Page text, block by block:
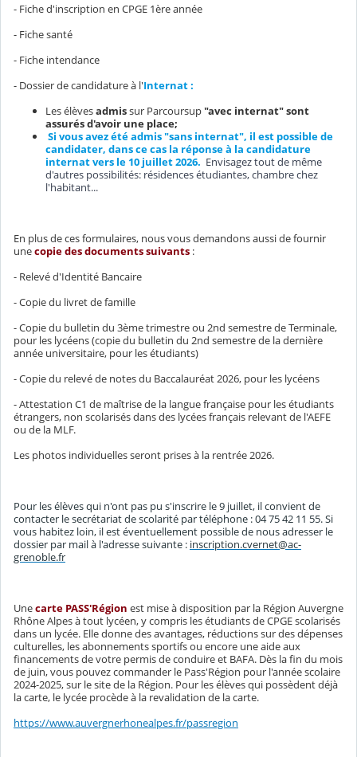
- Fiche d'inscription en CPGE 1ère année
- Fiche santé
- Fiche intendance
- Dossier de candidature à l'Internat :
Les élèvesadmissur Parcoursup"avec internat" sont
assurés d'avoir une place;
Si vous avez été admis "sans internat", il est possible de
candidater, dans ce cas la réponse à la candidature
internat vers le 10 juillet 2026. Envisagez tout de même
d'autres possibilités: résidences étudiantes, chambre chez
l'habitant...
En plus de ces formulaires, nous vous demandons aussi de fournir
unecopie des documents suivants :
- Relevé d'Identité Bancaire
- Copie du livret de famille
- Copie du bulletin du 3ème trimestre ou 2nd semestre de Terminale,
pour les lycéens (copie du bulletin du 2nd semestre de la dernière
année universitaire, pour les étudiants)
- Copie du relevé de notes du Baccalauréat 2026, pour les lycéens
- Attestation C1 de maîtrise de la langue française pour les étudiants
étrangers, non scolarisés dans des lycées français relevant de l'AEFE
ou de la MLF.
Les photos individuelles seront prises à la rentrée 2026.
Pour les élèves qui n'ont pas pu s'inscrire le 9 juillet, il convient de
contacter le secrétariat de scolarité par téléphone : 04 75 42 11 55. Si
vous habitez loin, il est éventuellement possible de nous adresser le
dossier par mail à l'adresse suivante : inscription.cvernet@ac-
grenoble.fr
Unecarte PASS'Région est mise à disposition par la Région Auvergne
Rhône Alpes à tout lycéen, y compris les étudiants de CPGE scolarisés
dans un lycée. Elle donne des avantages, réductions sur des dépenses
culturelles, les abonnements sportifs ou encore une aide aux
financements de votre permis de conduire et BAFA. Dès la fin du mois
de juin, vous pouvez commander le Pass'Région pour l'année scolaire
2024-2025, sur le site de la Région. Pour les élèves qui possèdent déjà
la carte, le lycée procède à la revalidation de la carte.
https://www.auvergnerhonealpes.fr/passregion